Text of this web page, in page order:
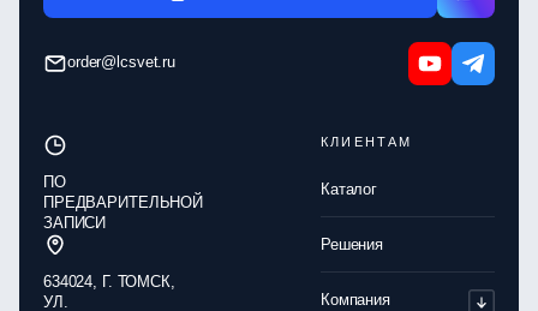
order@lcsvet.ru
КЛИЕНТАМ
Каталог
Решения
Компания
ПО
ПРЕДВАРИТЕЛЬНОЙ
ЗАПИСИ
634024, Г. ТОМСК,
УЛ.